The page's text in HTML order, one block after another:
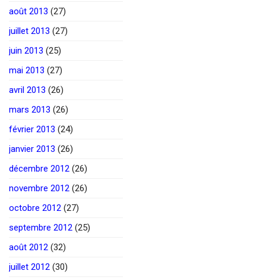
août 2013 (27)
juillet 2013 (27)
juin 2013 (25)
mai 2013 (27)
avril 2013 (26)
mars 2013 (26)
février 2013 (24)
janvier 2013 (26)
décembre 2012 (26)
novembre 2012 (26)
octobre 2012 (27)
septembre 2012 (25)
août 2012 (32)
juillet 2012 (30)